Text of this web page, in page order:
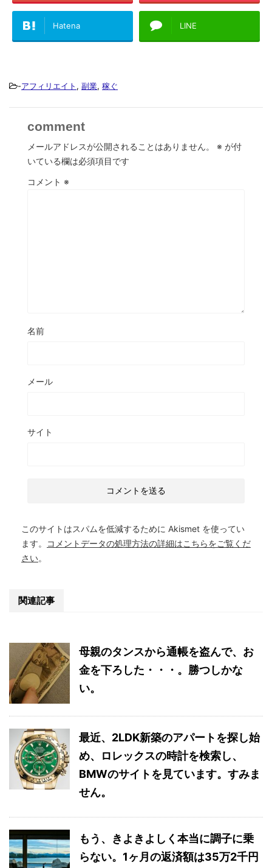
Hatena LINE
-アフィリエイト , 副業, 稼ぐ
comment
メールアドレスが公開されることはありません。 ※ が付
いている欄は必須項目です
コメント ※
名前
メール
サイト
このサイトはスパムを低減するために Akismet を使ってい
ます。
コメントデータの処理方法の詳細はこちらをご覧くだ
さい。
関連記事
母親のタンスから通帳を盗んで、お
金を下ろした・・・。勝つしかな
い。
最近、2LDK新築のアパートを探し始
め、ロレックスの時計を検索し、
BMWのサイトを見ています。すみま
せん。
もう、きよきよしく本当に調子に乗
らない。1ヶ月の返済額は35万2千円